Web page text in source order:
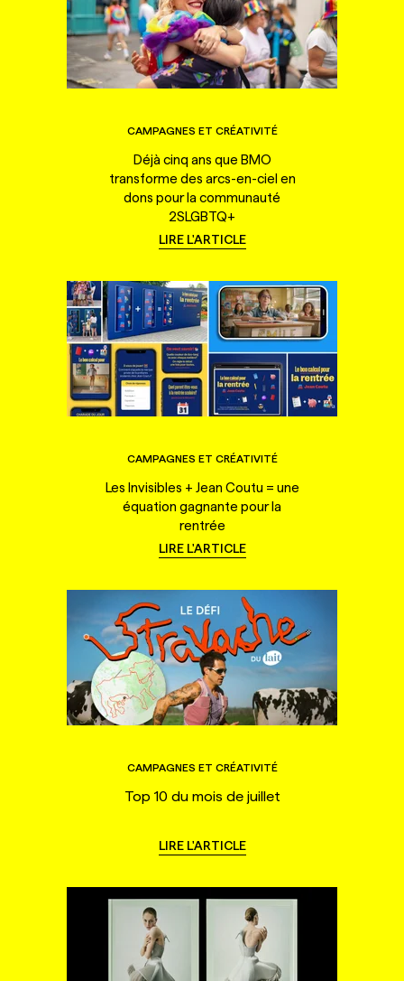
CAMPAGNES ET CRÉATIVITÉ
Déjà cinq ans que BMO
transforme des arcs-en-ciel en
dons pour la communauté
2SLGBTQ+
LIRE L'ARTICLE
CAMPAGNES ET CRÉATIVITÉ
Les Invisibles + Jean Coutu = une
équation gagnante pour la
rentrée
LIRE L'ARTICLE
CAMPAGNES ET CRÉATIVITÉ
Top 10 du mois de juillet
LIRE L'ARTICLE